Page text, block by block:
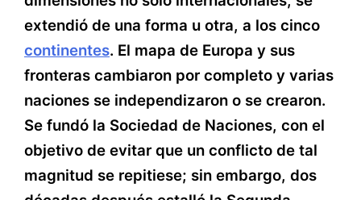
extendió de una forma u otra, a los cinco
continentes. El mapa de Europa y sus
fronteras cambiaron por completo y varias
naciones se independizaron o se crearon.
Se fundó la Sociedad de Naciones, con el
objetivo de evitar que un conflicto de tal
magnitud se repitiese; sin embargo, dos